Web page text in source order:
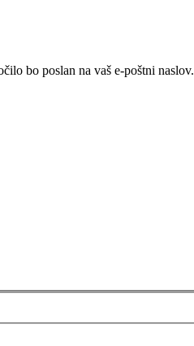
bo poslan na vaš e-poštni naslov.